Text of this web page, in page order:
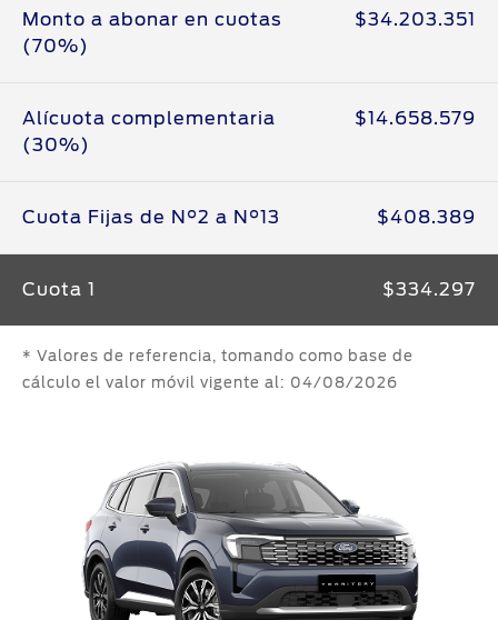
Monto a abonar en cuotas
(70%)
$34.203.351
Alícuota complementaria
(30%)
$14.658.579
Cuota Fijas de N°2 a N°13 $408.389
Cuota 1 $334.297
* Valores de referencia, tomando como base de
cálculo el valor móvil vigente al: 04/08/2026